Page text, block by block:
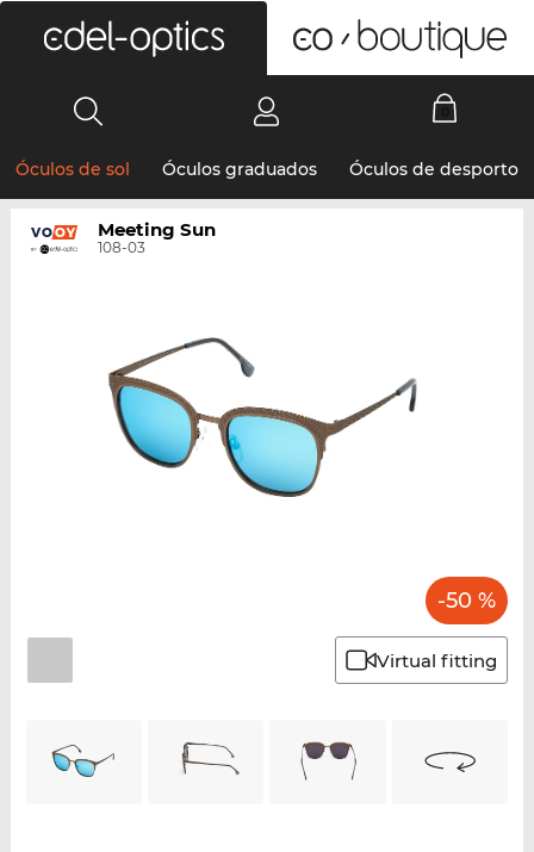
Óculos de sol Óculos graduados Óculos de desporto
Meeting Sun
108-03
-50 %
Virtual fitting